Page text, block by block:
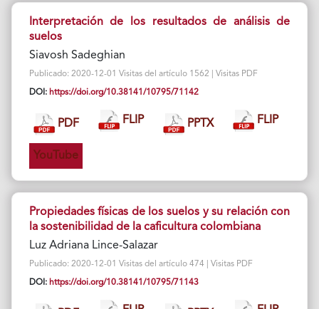
Interpretación de los resultados de análisis de
suelos
Siavosh Sadeghian
Publicado: 2020-12-01 Visitas del artículo 1562 | Visitas PDF
DOI: https://doi.org/10.38141/10795/71142
PDF FLIP PPTX FLIP
YouTube
Propiedades físicas de los suelos y su relación con
la sostenibilidad de la caficultura colombiana
Luz Adriana Lince-Salazar
Publicado: 2020-12-01 Visitas del artículo 474 | Visitas PDF
DOI: https://doi.org/10.38141/10795/71143